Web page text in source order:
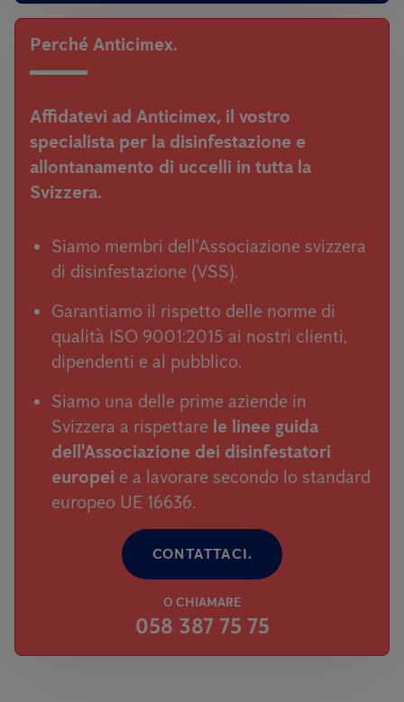
Perché Anticimex.
Affidatevi ad Anticimex, il vostro
specialista per la disinfestazione e
allontanamento di uccelli in tutta la
Svizzera.
Siamo membri dell'Associazione svizzera
di disinfestazione (VSS).
Garantiamo il rispetto delle norme di
qualità ISO 9001:2015 ai nostri clienti,
dipendenti e al pubblico.
Siamo una delle prime aziende in
Svizzera a rispettare le linee guida
dell'Associazione dei disinfestatori
europei e a lavorare secondo lo standard
europeo UE 16636.
CONTATTACI.
O CHIAMARE
058 387 75 75